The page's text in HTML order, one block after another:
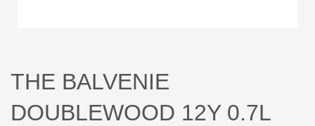
THE BALVENIE
DOUBLEWOOD 12Y 0.7L